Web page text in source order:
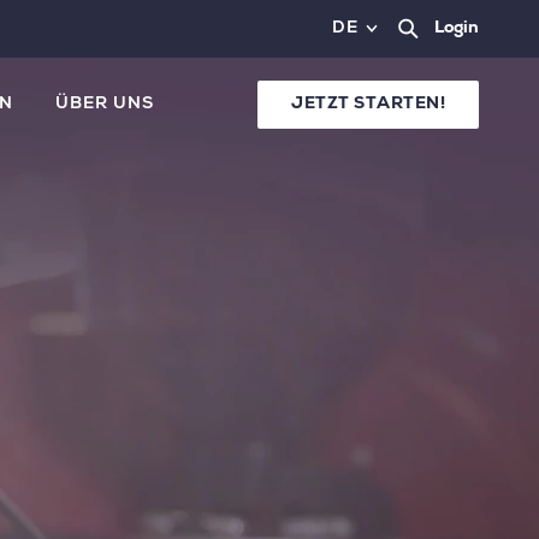
DE Login
ÜBER UNS JETZT STARTEN!